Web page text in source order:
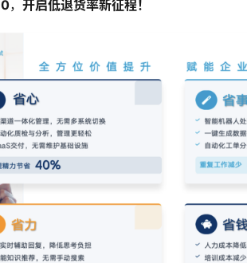
，开启低退货率新征程！